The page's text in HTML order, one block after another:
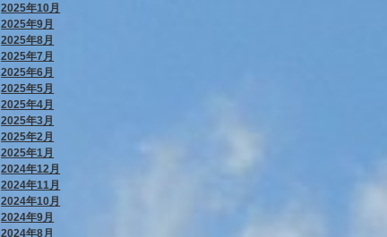
2025年10月
2025年9月
2025年8月
2025年7月
2025年6月
2025年5月
2025年4月
2025年3月
2025年2月
2025年1月
2024年12月
2024年11月
2024年10月
2024年9月
2024年8月